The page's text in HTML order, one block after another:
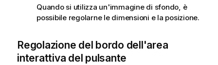
Quando si utilizza un'immagine di sfondo, è
possibile regolarne le dimensioni e la posizione.
Regolazione del bordo dell'area
interattiva del pulsante